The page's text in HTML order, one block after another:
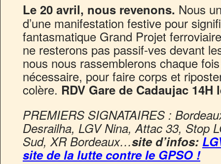
Le 20 avril, nous revenons. Nous
d’une manifestation festive pour
fantasmatique Grand Projet
ne resterons pas passif-ves devant
nous nous rassemblerons chaque
nécessaire, pour faire corps et
colère. RDV Gare de Cadaujac 14H
PREMIERS SIGNATAIRES :
Desrailha, LGVNina, Attac 33, Stop
Sud,XRBordeaux…site d’infos:
site de la lutte contre le GPSO !